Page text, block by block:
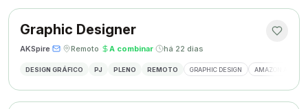
Graphic Designer
AKSpire· · Remoto· A combinar· há 22 dias
DESIGN GRÁFICO PJ PLENO REMOTO GRAPHIC DESIGN AMAZON A+